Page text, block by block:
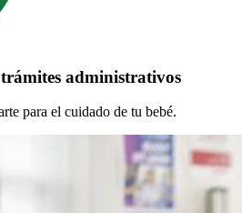
administrativos
para el cuidado de tu bebé.